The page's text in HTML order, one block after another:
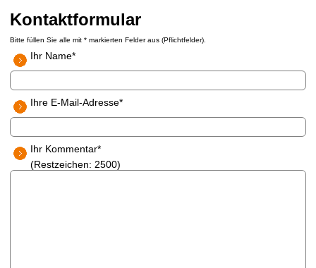
Kontaktformular
Bitte füllen Sie alle mit * markierten Felder aus (Pflichtfelder).
Ihr Name*
Ihre E-Mail-Adresse*
Ihr Kommentar*
(Restzeichen: 2500)